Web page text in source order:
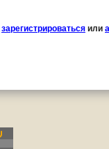
зарегистрироваться или